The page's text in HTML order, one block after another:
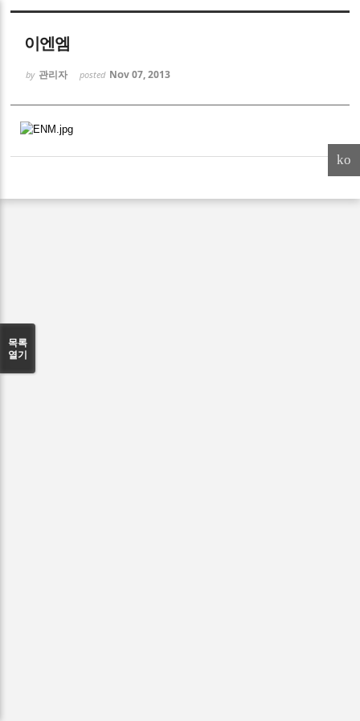
이엔엠
by 관리자 posted Nov 07, 2013
목록
열기
ko
Sketchbook5, 스케치북5
Sketchbook5, 스케치북5